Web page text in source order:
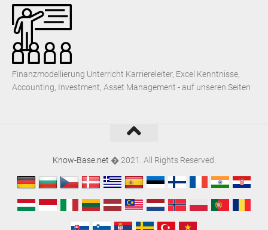
Finanzmodellierung Unterricht Karriereleiter, Excel Kenntnisse,
Accounting, Investment, Asset Management - auf unseren Seiten
Know-Base.net � 2021. All Rights Reserved.